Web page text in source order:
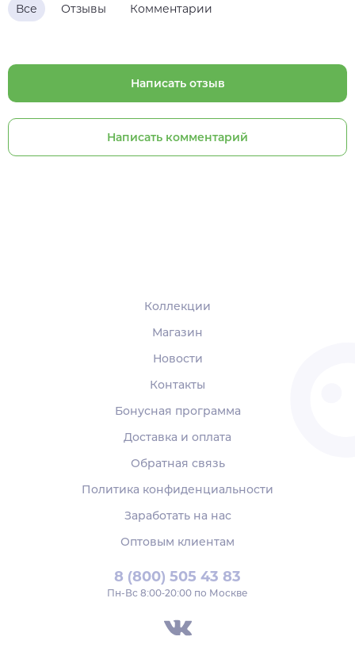
Все Отзывы Комментарии
Написать отзыв
Написать комментарий
8 (800) 505 43 83
Пн‑Вс 8:00-20:00 по Москве
Коллекции
Магазин
Новости
Контакты
Бонусная программа
Доставка и оплата
Обратная связь
Политика конфиденциальности
Заработать на нас
Оптовым клиентам